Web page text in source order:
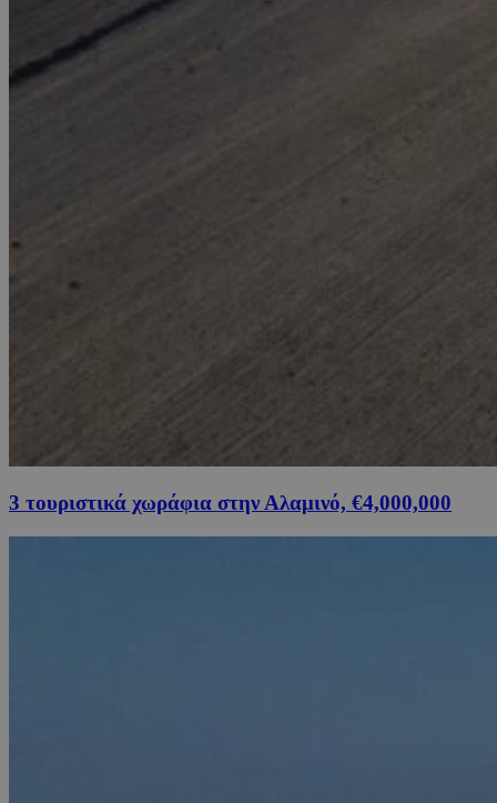
3 τουριστικά χωράφια στην Αλαμινό, €4,000,000